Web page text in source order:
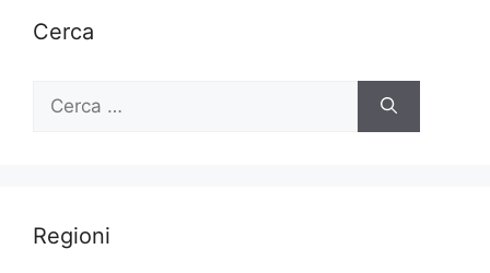
Cerca
Ricerca
Regioni